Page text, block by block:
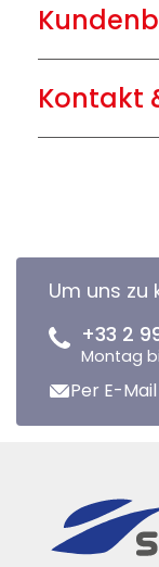
Kontakt
Um uns zu
+33 2
Montag
Per E-Mail